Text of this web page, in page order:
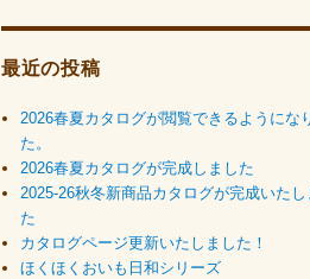
最近の投稿
2026春夏カタログが閲覧できるようにな
た。
2026春夏カタログが完成しました
2025-26秋冬新商品カタログが完成いたし
た
カタログページ更新いたしました！
ほくほくおいも日和シリーズ